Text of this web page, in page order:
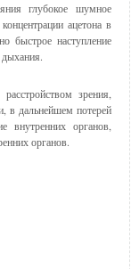
глубокое шумное
ацетона в
быстрое наступление
дыхания.
зрения,
в дальнейшем потерей
внутренних органов,
органов.